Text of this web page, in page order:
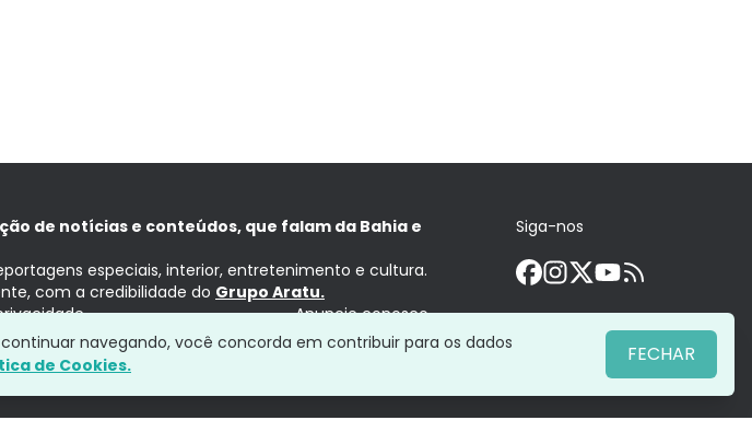
de notícias e conteúdos, que falam da Bahia e
especiais, interior, entretenimento e cultura.
com a credibilidade do Grupo Aratu.
Anuncie conosco
Siga-nos
navegando, você concorda em contribuir para os dados
de Cookies. FECHAR